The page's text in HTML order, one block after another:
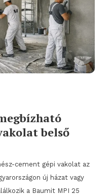
belső
cement gépi vakolat az
új házat vagy
a Baumit MPI 25